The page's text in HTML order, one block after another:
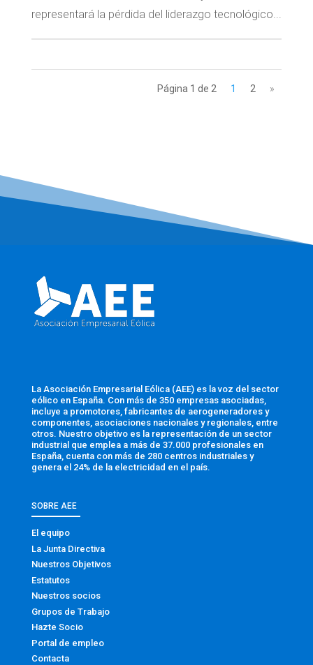
representará la pérdida del liderazgo tecnológico...
Página 1 de 2 1 2 »
La Asociación Empresarial Eólica (AEE) es la voz del sector
eólico en España. Con más de 350 empresas asociadas,
incluye a promotores, fabricantes de aerogeneradores y
componentes, asociaciones nacionales y regionales, entre
otros. Nuestro objetivo es la representación de un sector
industrial que emplea a más de 37.000 profesionales en
España, cuenta con más de 280 centros industriales y
genera el 24% de la electricidad en el país.
SOBRE AEE
El equipo
La Junta Directiva
Nuestros Objetivos
Estatutos
Nuestros socios
Grupos de Trabajo
Hazte Socio
Portal de empleo
Contacta